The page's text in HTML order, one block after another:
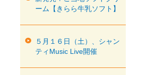
ーム【きらら牛乳ソフト】
５月１６日（土）、シャン
ティMusic Live開催